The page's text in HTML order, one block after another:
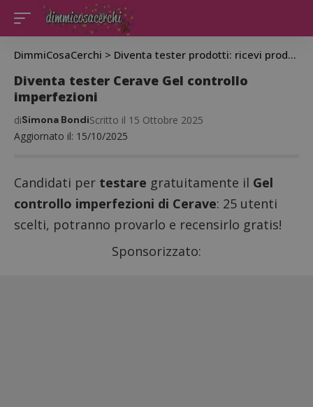
DimmiCosaCerchi > Diventa tester prodotti: ricevi prodotti gratis da testare
Diventa tester Cerave Gel controllo
imperfezioni
Aggiornato il: 15/10/2025
diSimona BondiScritto il 15 Ottobre 2025
Candidati per testare gratuitamente il Gel
controllo imperfezioni di Cerave: 25 utenti
scelti, potranno provarlo e recensirlo gratis!
Sponsorizzato: